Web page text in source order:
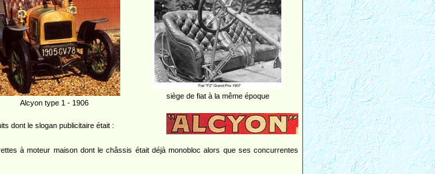
Alcyon type 1 - 1906
siège de fiat à la même époque
dont le slogan publicitaire était :
à moteur maison dont le châssis était déjà monobloc alors que ses concurrentes